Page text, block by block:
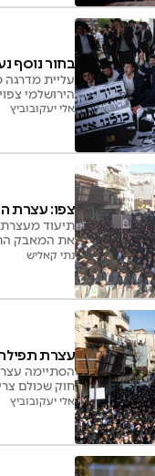
בחור נוסף
עליית
הירושלמי
אלי יעקובוביץ
צפו: עצרת
תיעוד מעצרת
את המאבק
נתי קאליש
עצרת תפילה
הסתיימה
חוק שכולם
אלי יעקובוביץ